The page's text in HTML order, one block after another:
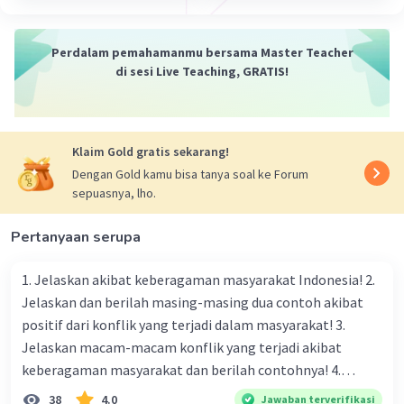
Perdalam pemahamanmu bersama Master Teacher
di sesi Live Teaching, GRATIS!
Klaim Gold gratis sekarang!
Dengan Gold kamu bisa tanya soal ke Forum
sepuasnya, lho.
Pertanyaan serupa
1. Jelaskan akibat keberagaman masyarakat Indonesia! 2.
Jelaskan dan berilah masing-masing dua contoh akibat
positif dari konflik yang terjadi dalam masyarakat! 3.
Jelaskan macam-macam konflik yang terjadi akibat
keberagaman masyarakat dan berilah contohnya! 4.
Mengapa dalam masyarakat yang memiliki keberagaman
38 4.0 Jawaban terverifikasi